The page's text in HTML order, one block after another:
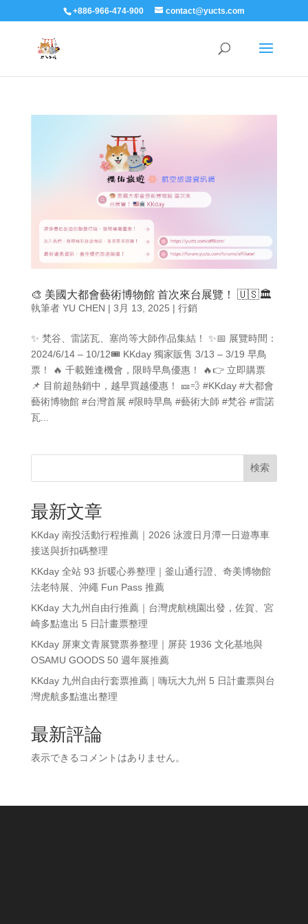
+886-966-474-900 contact@yucts.com
🎨 美國大都會藝術博物館 首次來台展覽！ 🇺🇸🏛️
執筆者 YU CHEN | 3月 13, 2025 | 行銷
✨ 梵谷、雷諾瓦、塞尚等大師作品集結！ ✨📅 展覽時間：
2024/6/14 – 10/12🎟️ KKday 獨家販售 3/13 – 3/19 早鳥
票！ 🔥 千載難逢機會，限時早鳥優惠！ 🔥👉 立即購票
📌 目前超熱銷中，越早買越優惠！ 🎫💨 #KKday #大都會
藝術博物館 #台灣首展 #限時早鳥 #藝術大師 #梵谷 #雷諾
瓦...
検索
最新文章
KKday 南投活動行程推薦｜2026 泳渡日月潭一日遊專車
接送與折扣碼整理
KKday 全站 93 折暖心券整理｜釜山通行證、奇美博物館
法老特展、沖繩 Fun Pass 推薦
KKday 大九州自由行推薦｜台灣虎航桃園出發，佐賀、宮
崎多點進出 5 日計畫票整理
KKday 屏東文青展覽票券整理｜屏菸 1936 文化基地與
OSAMU GOODS 50 週年展推薦
KKday 九州自由行套票推薦｜嗨玩大九州 5 日計畫票與台
灣虎航多點進出整理
最新評論
表示できるコメントはありません。